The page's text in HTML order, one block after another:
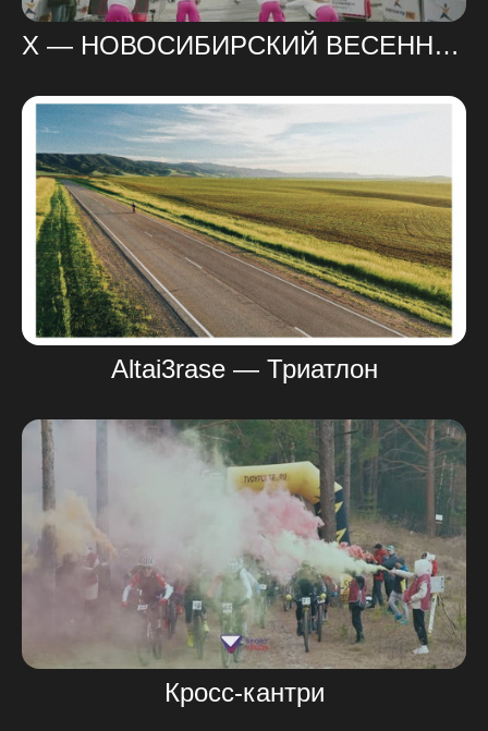
X — НОВОСИБИРСКИЙ ВЕСЕННИЙ ПОЛУМАРАФОН 2025
Altai3rase — Триатлон
Кросс-кантри